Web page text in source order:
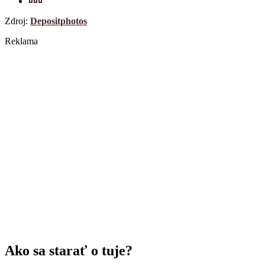
Zdroj: Depositphotos
Reklama
Ako sa starať o tuje?